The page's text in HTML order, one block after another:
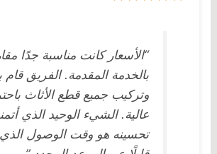
“الأسعار كانت مناسبة جدًا
بالخدمة المقدمة. الفريق
وتركيب جميع قطع الأثاث
عالية. الشيء الوحيد الذي
تحسينه هو وقت الوصول الذي